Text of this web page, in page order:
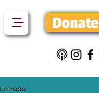
Donate
Entrada